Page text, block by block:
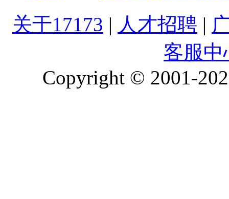
关于17173 | 人才招聘 |
客服中
Copyright © 2001-